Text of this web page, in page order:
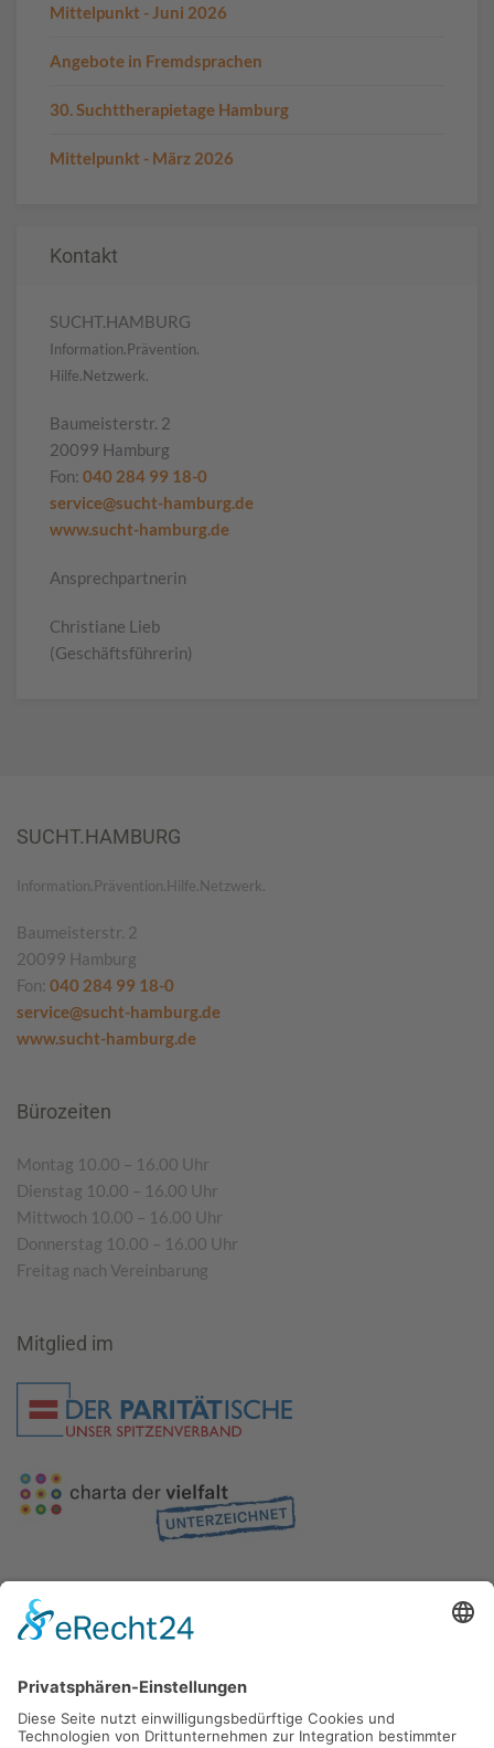
Mittelpunkt - Juni 2026
Angebote in Fremdsprachen
30. Suchttherapietage Hamburg
Mittelpunkt - März 2026
Kontakt
SUCHT.HAMBURG
Information.Prävention.
Hilfe.Netzwerk.
Baumeisterstr. 2
20099 Hamburg
Fon: 040 284 99 18-0
service@sucht-hamburg.de
www.sucht-hamburg.de
Ansprechpartnerin
Christiane Lieb
(Geschäftsführerin)
SUCHT.HAMBURG
Information.Prävention.Hilfe.Netzwerk.
Baumeisterstr. 2
20099 Hamburg
Fon: 040 284 99 18-0
service@sucht-hamburg.de
www.sucht-hamburg.de
Bürozeiten
Montag 10.00 – 16.00 Uhr
Dienstag 10.00 – 16.00 Uhr
Mittwoch 10.00 – 16.00 Uhr
Donnerstag 10.00 – 16.00 Uhr
Freitag nach Vereinbarung
Mitglied im